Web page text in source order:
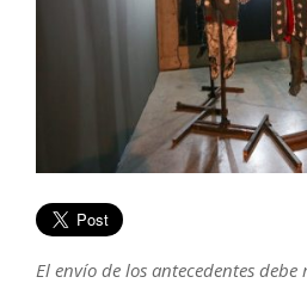
El envío de los antecedentes